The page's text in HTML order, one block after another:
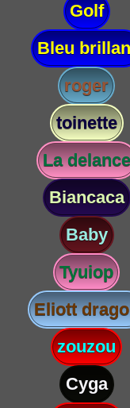
Golf
Bleu
roger
toinette
La delance
Biancaca
Baby
Tyuiop
Eliott
zouzou
Cyga